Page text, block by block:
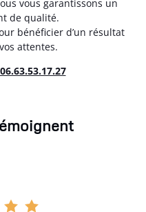
vous garantissons un
de qualité.
bénéficier d’un résultat
attentes.
06.63.53.17.27